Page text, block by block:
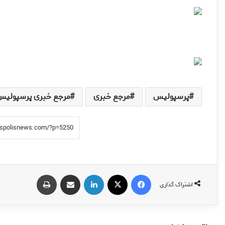
پرسپولیس مرجع خبری مرجع خبری
اشتراک گذاری
فیس بوک لینکدین اشتراک گذاری از طریق ایمیل